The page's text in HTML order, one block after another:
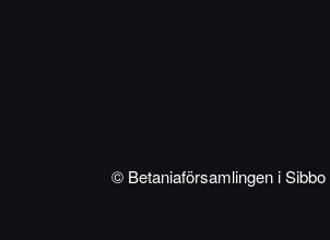
© Betaniaförsamlingen i